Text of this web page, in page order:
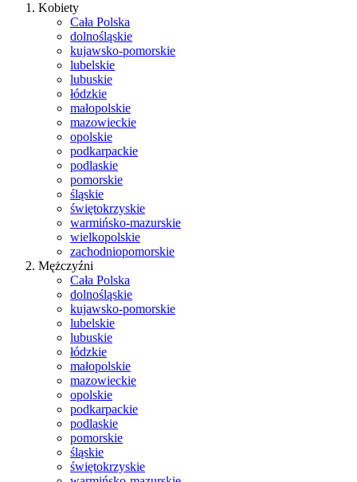
Kobiety
Cała Polska
dolnośląskie
kujawsko-pomorskie
lubelskie
lubuskie
łódzkie
małopolskie
mazowieckie
opolskie
podkarpackie
podlaskie
pomorskie
śląskie
świętokrzyskie
warmińsko-mazurskie
wielkopolskie
zachodniopomorskie
Mężczyźni
Cała Polska
dolnośląskie
kujawsko-pomorskie
lubelskie
lubuskie
łódzkie
małopolskie
mazowieckie
opolskie
podkarpackie
podlaskie
pomorskie
śląskie
świętokrzyskie